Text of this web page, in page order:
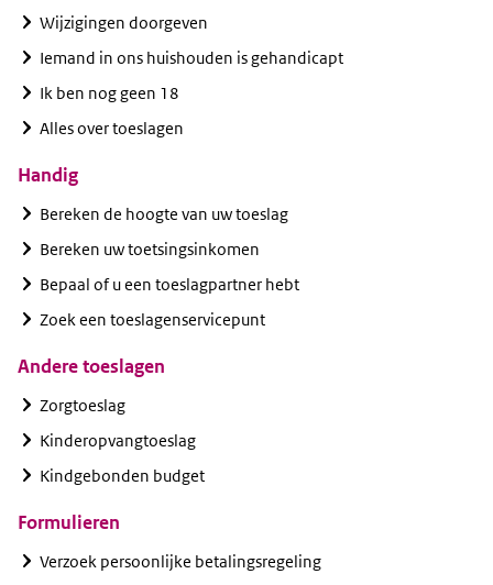
Wijzigingen doorgeven
Iemand in ons huishouden is gehandicapt
Ik ben nog geen 18
Alles over toeslagen
Handig
Bereken de hoogte van uw toeslag
Bereken uw toetsingsinkomen
Bepaal of u een toeslagpartner hebt
Zoek een toeslagenservicepunt
Andere toeslagen
Zorgtoeslag
Kinderopvangtoeslag
Kindgebonden budget
Formulieren
Verzoek persoonlijke betalingsregeling